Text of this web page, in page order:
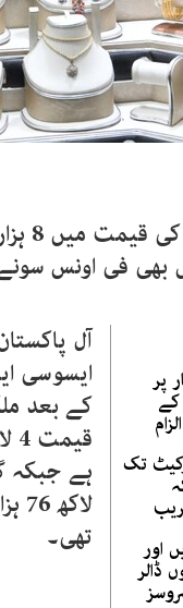
بھی فی اونس
پر
کے
تک
اور
ڈالر
آل
ایسوسی
کے بعد
تھی۔